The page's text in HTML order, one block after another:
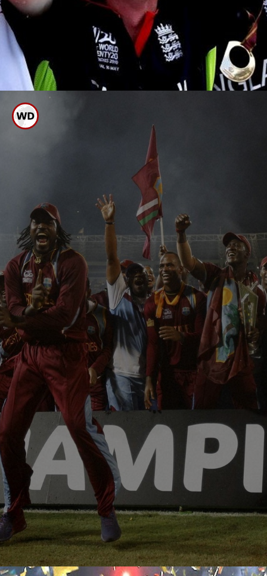
ಟಿ20 ವಿಶ್ವಕಪ್ ವಿಜೇತ ಆರು
ತಂಡಗಳು ಯಾವುವು?
ಟಿ20 ವಿಶ್ವಕಪ್ ಆರಂಭವಾಗಿದ್ದು ಈ ಮೊದಲು
ಆರು ಬಾರಿ ಪ್ರಶಸ್ತಿ ಗೆದ್ದ ತಂಡಗಳ ಫೋಟೋ
ಗ್ಯಾಲರಿ ಇಲ್ಲಿದೆ ನೋಡಿ.
ಯಾವುವು?